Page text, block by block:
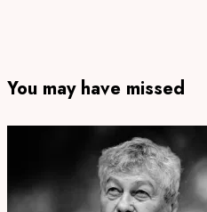
You may have missed